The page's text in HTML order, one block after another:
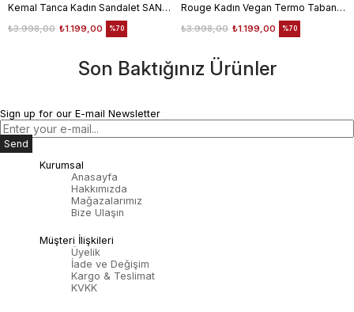
Kemal Tanca Kadın Sandalet SANDALET
₺1.199,00
₺3.998,00 %70
Rouge Kadın Vegan Termo Taban Siyah Sandalet Ayakkabı
₺1.199,00
₺3.998,00 %70
Son Baktığınız Ürünler
Sign up for our E-mail Newsletter
Send
Kurumsal
Anasayfa
Hakkımızda
Mağazalarımız
Bize Ulaşın
Müşteri İlişkileri
Üyelik
İade ve Değişim
Kargo & Teslimat
KVKK